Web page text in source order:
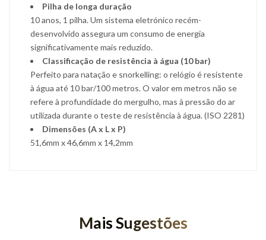
Pilha de longa duração
10 anos, 1 pilha. Um sistema eletrónico recém-
desenvolvido assegura um consumo de energia
significativamente mais reduzido.
Classificação de resistência à água (10 bar)
Perfeito para natação e snorkelling: o relógio é resistente
à água até 10 bar/100 metros. O valor em metros não se
refere à profundidade do mergulho, mas à pressão do ar
utilizada durante o teste de resistência à água. (ISO 2281)
Dimensões (A x L x P)
51,6mm x 46,6mm x 14,2mm
Mais Sugestões